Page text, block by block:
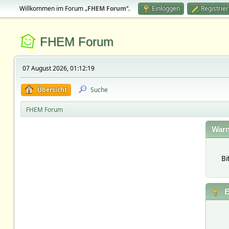
Willkommen im Forum „FHEM Forum“. Einloggen
FHEM Forum
07 August 2026, 01:12:19
Übersicht Suche
FHEM Forum